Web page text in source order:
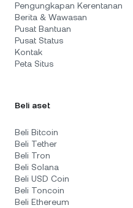
Pengungkapan Kerentanan
Berita & Wawasan
Pusat Bantuan
Pusat Status
Kontak
Peta Situs
Beli aset
Beli Bitcoin
Beli Tether
Beli Tron
Beli Solana
Beli USD Coin
Beli Toncoin
Beli Ethereum